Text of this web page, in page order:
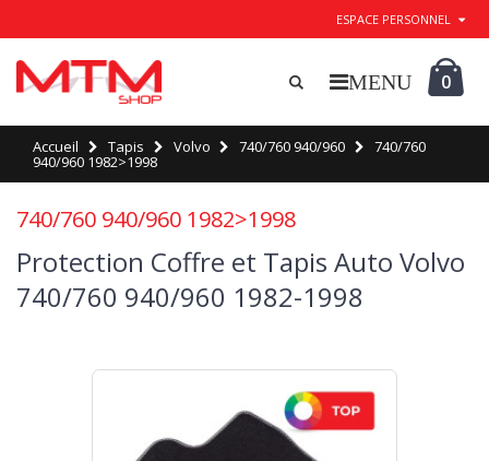
ESPACE PERSONNEL
0
Accueil Tapis Volvo 740/760 940/960 740/760
940/960 1982>1998
740/760 940/960 1982>1998
Protection Coffre et Tapis Auto Volvo
740/760 940/960 1982-1998